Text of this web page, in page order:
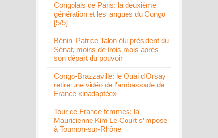
Congolais de Paris: la deuxième
génération et les langues du Congo
[5/5]
Bénin: Patrice Talon élu président du
Sénat, moins de trois mois après
son départ du pouvoir
Congo-Brazzaville: le Quai d'Orsay
retire une vidéo de l'ambassade de
France «inadaptée»
Tour de France femmes: la
Mauricienne Kim Le Court s’impose
à Tournon-sur-Rhône